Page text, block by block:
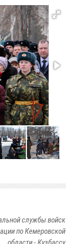
службы войск
по Кемеровской